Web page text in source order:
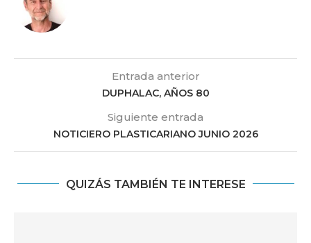
Entrada anterior
DUPHALAC, AÑOS 80
Siguiente entrada
NOTICIERO PLASTICARIANO JUNIO 2026
QUIZÁS TAMBIÉN TE INTERESE